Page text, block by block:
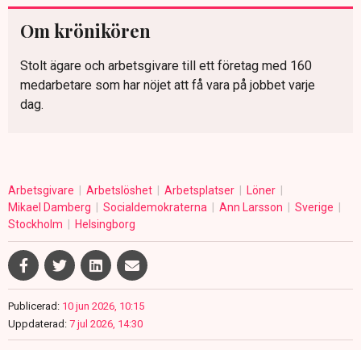
Om krönikören
Stolt ägare och arbetsgivare till ett företag med 160
medarbetare som har nöjet att få vara på jobbet varje
dag.
Arbetsgivare Arbetslöshet Arbetsplatser
Löner
Mikael Damberg
Socialdemokraterna Ann Larsson
Sverige
Stockholm
Helsingborg
Publicerad: 10 jun 2026, 10:15
Uppdaterad: 7 jul 2026, 14:30